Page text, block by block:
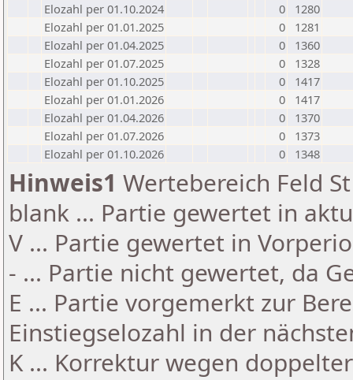
Elozahl per 01.10.2024
0
1280
Elozahl per 01.01.2025
0
1281
Elozahl per 01.04.2025
0
1360
Elozahl per 01.07.2025
0
1328
Elozahl per 01.10.2025
0
1417
Elozahl per 01.01.2026
0
1417
Elozahl per 01.04.2026
0
1370
Elozahl per 01.07.2026
0
1373
Elozahl per 01.10.2026
0 1348
Hinweis1 Wertebereich Feld
blank ... Partie gewertet in
V ... Partie gewertet in
- ... Partie nicht gewertet, da
E ... Partie vorgemerkt zur
Einstiegselozahl in der
K ... Korrektur wegen